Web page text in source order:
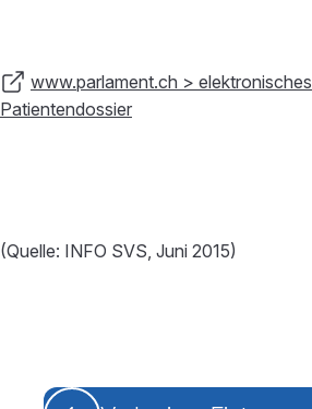
www.parlament.ch > elektronisches
Patientendossier
(Quelle: INFO SVS, Juni 2015)